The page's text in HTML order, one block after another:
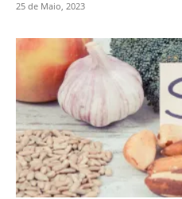
25 de Maio, 2023